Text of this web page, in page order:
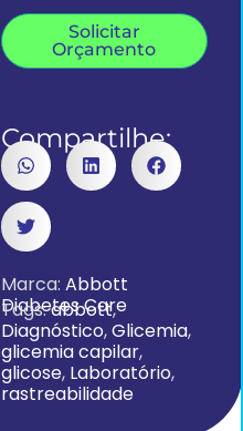
Solicitar
Orçamento
Compartilhe:
Marca: Abbott
Diabetes Care
Tags:abbott,
Diagnóstico,Glicemia,
glicemia capilar,
glicose, Laboratório,
rastreabilidade